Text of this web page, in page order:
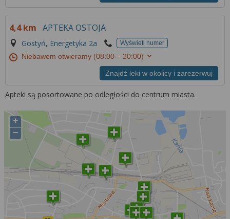
4,4 km APTEKA OSTOJA
Gostyń, Energetyka 2a Wyświetl numer
Niebawem otwieramy (08:00 – 20:00)
Znajdź leki w okolicy i zarezerwuj
Apteki są posortowane po odległości do centrum miasta.
+
−